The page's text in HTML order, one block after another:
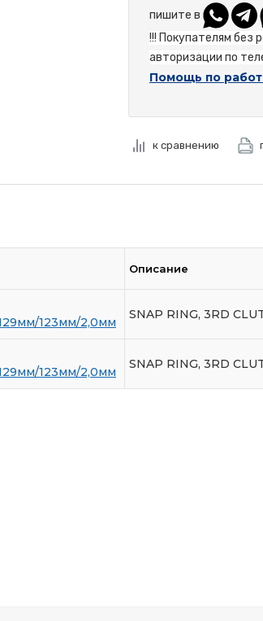
пишите в
!!! Покупателям без
авторизации по
Помощь по
к сравнению
Описание
123мм/2,0мм
SNAP RING, 3RD
123мм/2,0мм
SNAP RING, 3RD